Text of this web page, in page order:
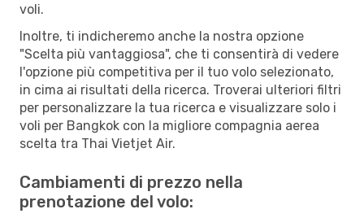
voli.
Inoltre, ti indicheremo anche la nostra opzione
"Scelta più vantaggiosa", che ti consentirà di vedere
l'opzione più competitiva per il tuo volo selezionato,
in cima ai risultati della ricerca. Troverai ulteriori filtri
per personalizzare la tua ricerca e visualizzare solo i
voli per Bangkok con la migliore compagnia aerea
scelta tra Thai Vietjet Air.
Cambiamenti di prezzo nella
prenotazione del volo: